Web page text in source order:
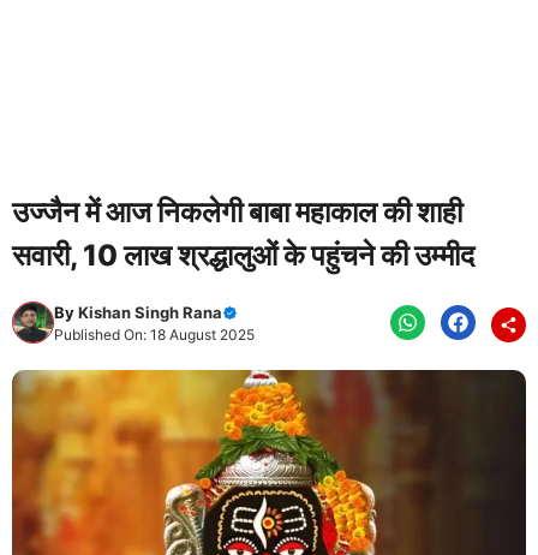
उज्जैन में आज निकलेगी बाबा महाकाल की शाही
सवारी, 10 लाख श्रद्धालुओं के पहुंचने की उम्मीद
ByKishan Singh Rana
Published On: 18 August 2025